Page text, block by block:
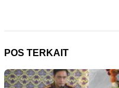
POS TERKAIT